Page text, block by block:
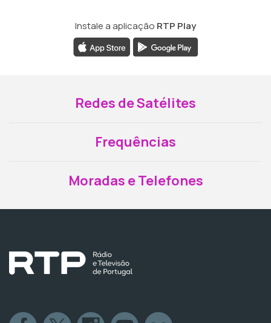
Instale a aplicação RTP Play
Redes de Satélites
Frequências
Moradas e Telefones